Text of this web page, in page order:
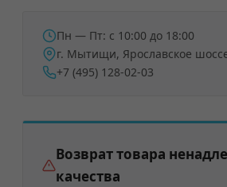
Пн — Пт: с 10:00 до 18:00
г. Мытищи, Ярославское
+7 (495) 128-02-03
Возврат товара
качества